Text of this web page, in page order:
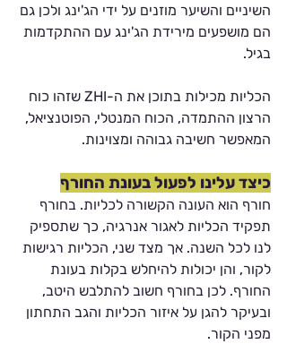
השיניים והשיער מוזנים על ידי הג'ינג ולכן גם
הם מושפעים מירידת הג'ינג עם ההתקדמות
בגיל.
הכליות מכילות בתוכן את ה-ZHI שזהו כוח
הרצון ההתמדה, הכוח המנטלי, הפוטנציאל,
המאפשר חשיבה גבוהה ומצוינות.
כיצד עלינו לפעול בעונת החורף
חורף הוא העונה הקשורה לכליות. בחורף
תפקיד הכליות לאגור אנרגיה, כך שתספיק
לנו לכל השנה. אך מצד שני, הכליות רגישות
לקור, והן יכולות להיחלש בקלות בעונת
החורף. לכן בחורף חשוב להתלבש היטב,
ובעיקר להגן על איזור הכליות והגב התחתון
מפני הקור.